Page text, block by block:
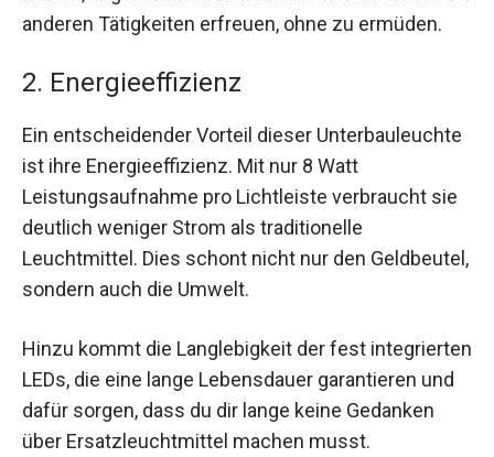
anderen Tätigkeiten erfreuen, ohne zu ermüden.
2. Energieeffizienz
Ein entscheidender Vorteil dieser Unterbauleuchte
ist ihre Energieeffizienz. Mit nur 8 Watt
Leistungsaufnahme pro Lichtleiste verbraucht sie
deutlich weniger Strom als traditionelle
Leuchtmittel. Dies schont nicht nur den Geldbeutel,
sondern auch die Umwelt.
Hinzu kommt die Langlebigkeit der fest integrierten
LEDs, die eine lange Lebensdauer garantieren und
dafür sorgen, dass du dir lange keine Gedanken
über Ersatzleuchtmittel machen musst.